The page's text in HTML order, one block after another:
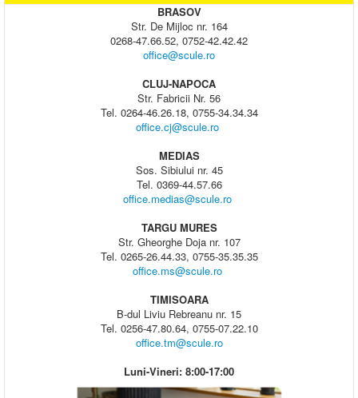
BRASOV
Str. De Mijloc nr. 164
0268-47.66.52, 0752-42.42.42
office@scule.ro
CLUJ-NAPOCA
Str. Fabricii Nr. 56
Tel. 0264-46.26.18, 0755-34.34.34
office.cj@scule.ro
MEDIAS
Sos. Sibiului nr. 45
Tel. 0369-44.57.66
office.medias@scule.ro
TARGU MURES
Str. Gheorghe Doja nr. 107
Tel. 0265-26.44.33, 0755-35.35.35
office.ms@scule.ro
TIMISOARA
B-dul Liviu Rebreanu nr. 15
Tel. 0256-47.80.64, 0755-07.22.10
office.tm@scule.ro
Luni-Vineri: 8:00-17:00